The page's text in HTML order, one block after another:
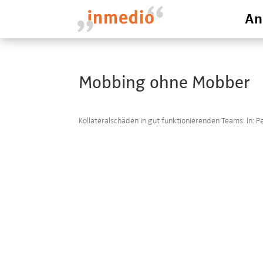
Mobbing ohne Mobber
Kollateralschäden in gut funktionierenden Teams. In: